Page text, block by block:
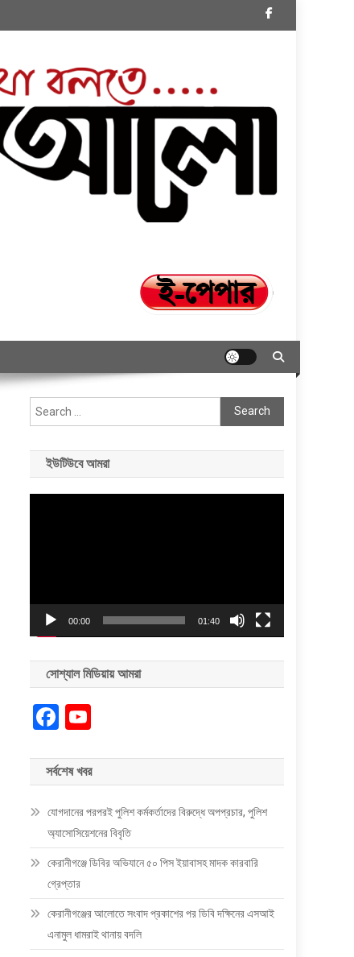
Search
for:
ইউটিউবে আমরা
00:00 01:40
সোশ্যাল মিডিয়ায় আমরা
Facebook
সর্বশেষ খবর
যোগদানের পরপরই পুলিশ কর্মকর্তাদের বিরুদ্ধে অপপ্রচার, পুলিশ
অ্যাসোসিয়েশনের বিবৃতি
কেরানীগঞ্জে ডিবির অভিযানে ৫০ পিস ইয়াবাসহ মাদক কারবারি
গ্রেপ্তার
কেরানীগঞ্জের আলোতে সংবাদ প্রকাশের পর ডিবি দক্ষিনের এসআই
এনামুল ধামরাই থানায় বদলি